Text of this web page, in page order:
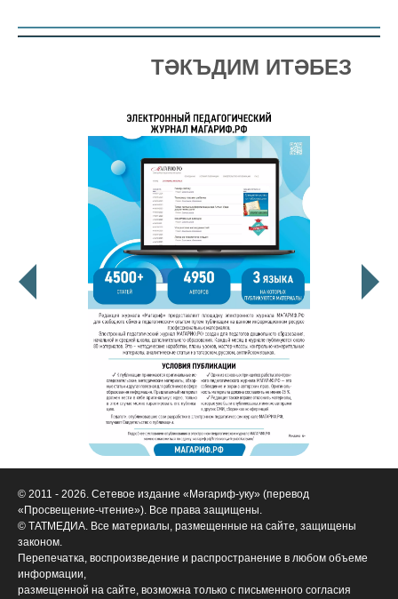
ТӘКЪДИМ ИТӘБЕЗ
© 2011 - 2026. Сетевое издание «Мәгариф-уку» (перевод
«Просвещение-чтение»). Все права защищены.
© ТАТМЕДИА. Все материалы, размещенные на сайте, защищены
законом.
Перепечатка, воспроизведение и распространение в любом объеме
информации,
размещенной на сайте, возможна только с письменного согласия